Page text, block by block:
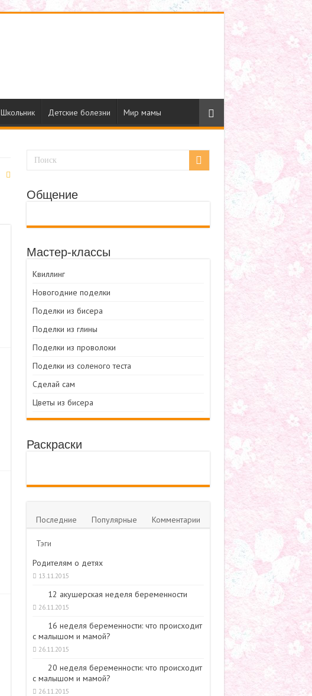
Школьник Детские болезни Мир мамы
Общение
Мастер-классы
Квиллинг
Новогодние поделки
Поделки из бисера
Поделки из глины
Поделки из проволоки
Поделки из соленого теста
Сделай сам
Цветы из бисера
Раскраски
Последние Популярные Комментарии
Тэги
Родителям о детях
13.11.2015
12 акушерская неделя беременности
26.11.2015
16 неделя беременности: что происходит
с малышом и мамой?
26.11.2015
20 неделя беременности: что происходит
с малышом и мамой?
26.11.2015